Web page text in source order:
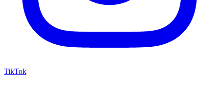
TikTok